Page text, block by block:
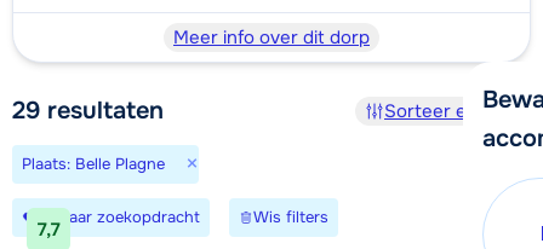
Meer info over dit dorp
29 resultaten Sorteer en filter
Plaats: Belle Plagne ×
Bewaar zoekopdracht Wis filters
7,7